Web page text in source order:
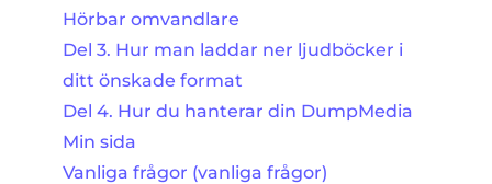
Hörbar omvandlare
Del 3. Hur man laddar ner ljudböcker i
ditt önskade format
Del 4. Hur du hanterar din DumpMedia
Min sida
Vanliga frågor (vanliga frågor)